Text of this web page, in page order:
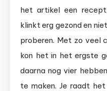
het artikel een
klinkt erg gezond en
proberen. Met zo veel
kon het in het ergste
daarna nog vier
te maken. Je raadt